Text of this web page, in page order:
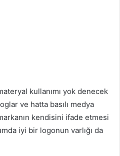
kullanımı yok denecek
ve hatta basılı medya
kendisini ifade etmesi
iyi bir logonun varlığı da